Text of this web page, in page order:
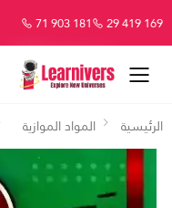
29 419 169
71 903 181
الرئيسية
المواد الموازية